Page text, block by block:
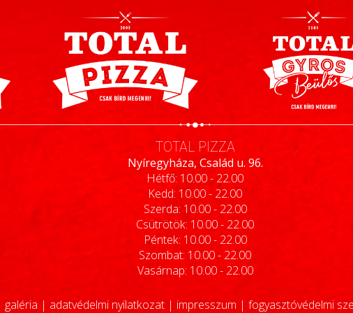
TOTAL PIZZA
Nyíregyháza, Család u. 96.
Hétfő: 10.00 - 22.00
Kedd: 10.00 - 22.00
Szerda: 10.00 - 22.00
Csütrötök: 10.00 - 22.00
Péntek: 10.00 - 22.00
Szombat: 10.00 - 22.00
Vasárnap: 10.00 - 22.00
galéria | adatvédelmi nyilatkozat| impresszum | fogyasztóvédelmi